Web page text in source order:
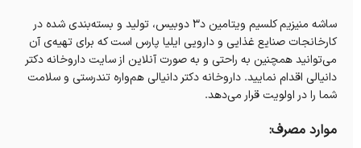
ساشه منیزیم کلسیم ویتامین د۳ دوبیس، تولید و بسته‌بندی شده در
کارخانجات صنایع غذایی و دارویی ایلیا پارس است که برای تهیه‌ی آن
می‌توانید همچنین به راحتی و به صورت آنلاین از سایت داروخانه‌ دکتر
دانیالی اقدام نمایید. داروخانه‌ دکتر دانیالی هم‌واره تندرستی و سلامت
شما را در اولویت قرار می‌دهد.
موارد مصرف: